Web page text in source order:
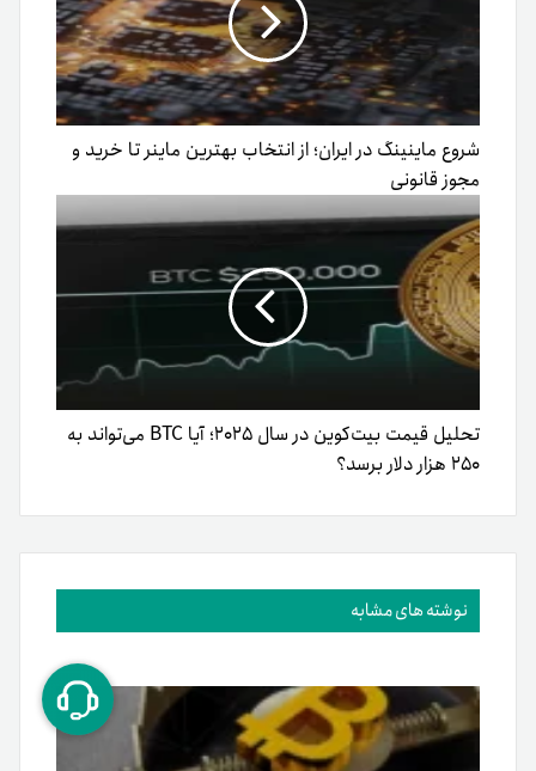
شروع ماینینگ در ایران؛ از انتخاب بهترین ماینر تا خرید و
مجوز قانونی
تحلیل قیمت بیت‌کوین در سال ۲۰۲۵؛ آیا BTC می‌تواند به
۲۵۰ هزار دلار برسد؟
نوشته های مشابه